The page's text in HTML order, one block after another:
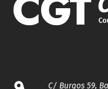
C/ Burgos 59,